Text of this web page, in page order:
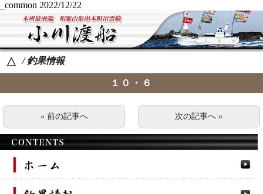
_common 2022/12/22
△ / 釣果情報
１０・６
« 前の記事へ 次の記事へ »